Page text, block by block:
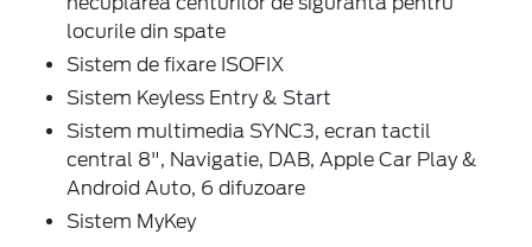
locurile din spate
Sistem de fixare ISOFIX
Sistem Keyless Entry & Start
Sistem multimedia SYNC3, ecran tactil
central 8", Navigatie, DAB, Apple Car Play &
Android Auto, 6 difuzoare
Sistem MyKey